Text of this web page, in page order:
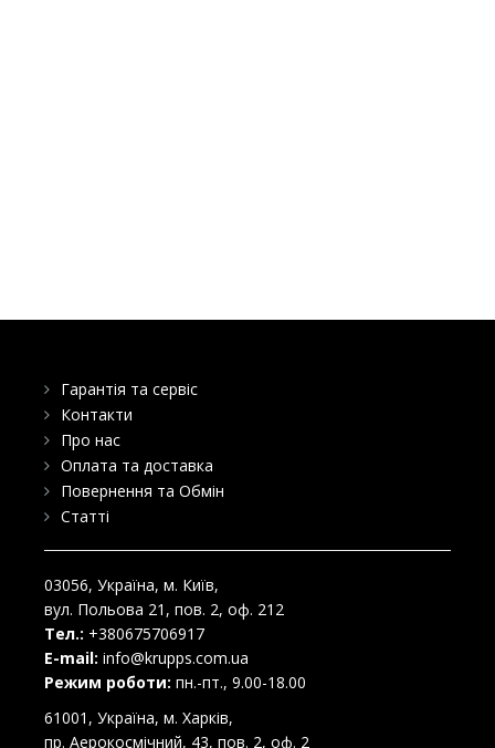
Гарантія та сервіс
Контакти
Про нас
Оплата та доставка
Повернення та Обмін
Статті
03056, Україна, м. Київ,
вул. Польова 21, пов. 2, оф. 212
Тел.: +380675706917
E-mail: info@krupps.com.ua
Режим роботи: пн.-пт., 9.00-18.00
61001 , Україна, м. Харків,
пр. Аерокосмічний, 43, пов. 2, оф. 2